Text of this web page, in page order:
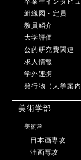
組織図・定員
教員紹介
大学評価
公的研究費関連
求人情報
学外連携
発行物（大学案内
美術学部
美術科
日本画専攻
油画専攻